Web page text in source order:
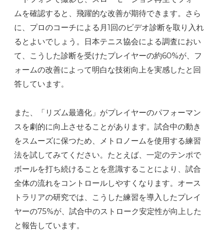
ムを確認すると、飛躍的な改善が期待できます。さら
に、プロのコーチによる月1回のビデオ診断を取り入れ
るとよいでしょう。日本テニス協会による調査におい
て、こうした診断を受けたプレイヤーの約60%が、フ
ォームの改善によって明白な技術向上を実感したと回
答しています。
また、「リズム最適化」がプレイヤーのパフォーマン
スを劇的に向上させることがあります。試合中の動き
をスムーズに保つため、メトロノームを使用する練習
法を試してみてください。たとえば、一定のテンポで
ボールを打ち続けることを意識することにより、試合
全体の流れをコントロールしやすくなります。オース
トラリアの研究では、こうした練習を導入したプレイ
ヤーの75%が、試合中のストローク安定性が向上した
と報告しています。